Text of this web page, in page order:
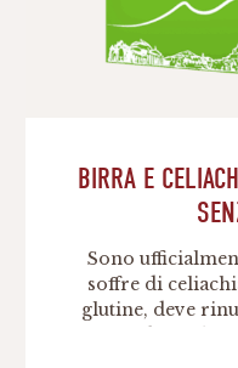
BIRRA E
Sono
soffre di
glutine, deve